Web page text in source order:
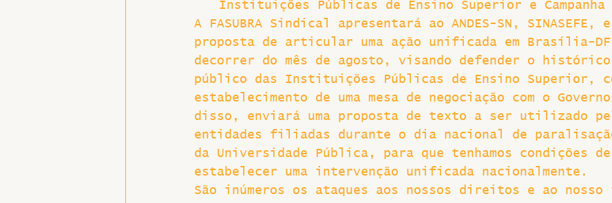
Instituições Públicas de Ensino Superior e
A FASUBRA Sindical apresentará ao ANDES-SN, SINASEFE, e
proposta de articular uma ação unificada em Brasília-
decorrer do mês de agosto, visando defender o
público das Instituições Públicas de Ensino Superior,
estabelecimento de uma mesa de negociação com o
disso, enviará uma proposta de texto a ser utilizado
entidades filiadas durante o dia nacional de
da Universidade Pública, para que tenhamos condições de
estabelecer uma intervenção unificada nacionalmente.
São inúmeros os ataques aos nossos direitos e ao